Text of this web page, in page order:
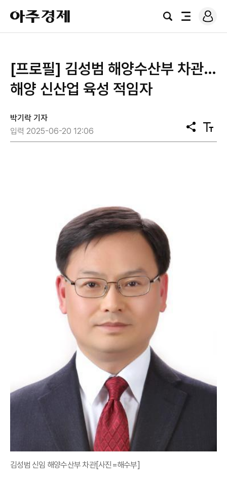
아
주
경
검
전
로
그
[프로필] 김성범 해양수산부 차관…
해양 신산업 육성 적임자
박기락 기자
입력 2025-06-20 12:06
공
유
텍
스
김성범 신임 해양수산부 차관[사진=해수부]